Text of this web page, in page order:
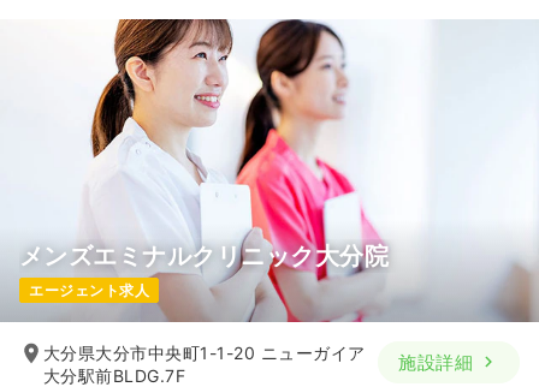
メンズエミナルクリニック大分院
エージェント求人
大分県大分市中央町1-1-20 ニューガイア
大分駅前BLDG.7F
施設詳細